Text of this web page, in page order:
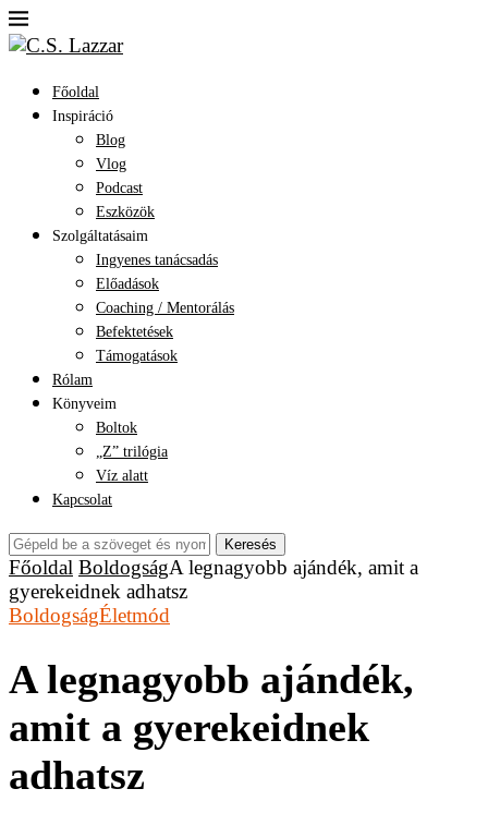
Főoldal
Inspiráció
Blog
Vlog
Podcast
Eszközök
Szolgáltatásaim
Ingyenes tanácsadás
Előadások
Coaching / Mentorálás
Befektetések
Támogatások
Rólam
Könyveim
Boltok
„Z” trilógia
Víz alatt
Kapcsolat
Keresés
Főoldal BoldogságA legnagyobb ajándék, amit a
gyerekeidnek adhatsz
BoldogságÉletmód
A legnagyobb ajándék,
amit a gyerekeidnek
adhatsz